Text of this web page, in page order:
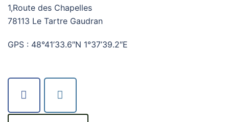
1,Route des Chapelles
78113 Le Tartre Gaudran
GPS : 48°41’33.6″N 1°37’39.2″E